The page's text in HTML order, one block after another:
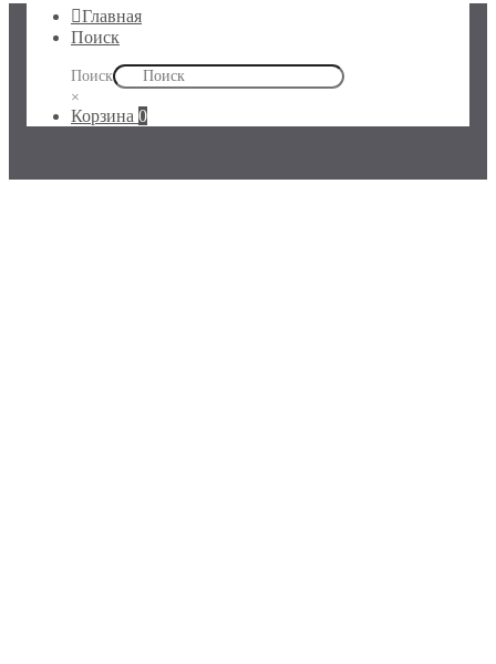
Главная
Поиск
Поиск
×
Корзина 0